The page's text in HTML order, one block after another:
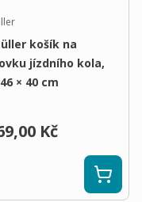
košík na
jízdního kola,
× 40 cm
Kč